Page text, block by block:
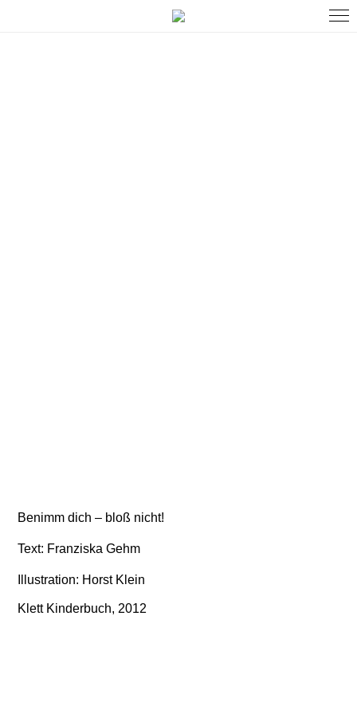
Benimm dich – bloß nicht!
Text: Franziska Gehm
Illustration: Horst Klein
Klett Kinderbuch, 2012